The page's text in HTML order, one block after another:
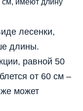
лесенки,
длины.
равной 50
от 60 см –
может